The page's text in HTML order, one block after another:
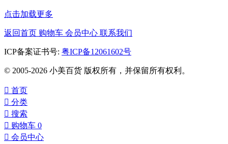
点击加载更多
返回首页 购物车 会员中心 联系我们
ICP备案证书号: 粤ICP备12061602号
© 2005-2026 小美百货 版权所有，并保留所有权利。
 首页
 分类
 搜索
 购物车 0
 会员中心